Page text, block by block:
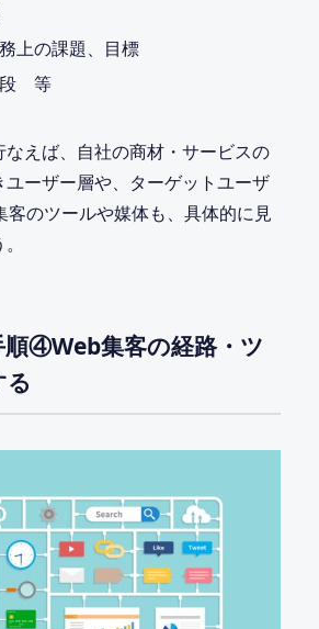
上の課題、目標
段 等
えば、自社の商材・サービスの
ーザー層や、ターゲットユーザ
客のツールや媒体も、具体的に見
順④Web集客の経路・ツ